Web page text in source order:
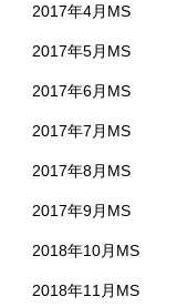
2017年4月MS
2017年5月MS
2017年6月MS
2017年7月MS
2017年8月MS
2017年9月MS
2018年10月MS
2018年11月MS